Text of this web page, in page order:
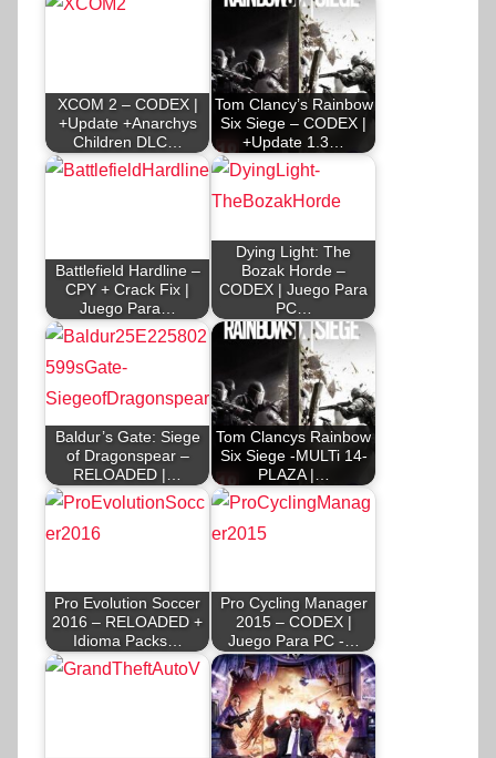
XCOM 2 – CODEX |
+Update +Anarchys
Children DLC…
Tom Clancy’s Rainbow
Six Siege – CODEX |
+Update 1.3…
Battlefield Hardline –
CPY + Crack Fix |
Juego Para…
Dying Light: The
Bozak Horde –
CODEX | Juego Para
PC…
Baldur’s Gate: Siege
of Dragonspear –
RELOADED |…
Tom Clancys Rainbow
Six Siege -MULTi 14-
PLAZA |…
Pro Evolution Soccer
2016 – RELOADED +
Idioma Packs…
Pro Cycling Manager
2015 – CODEX |
Juego Para PC -…